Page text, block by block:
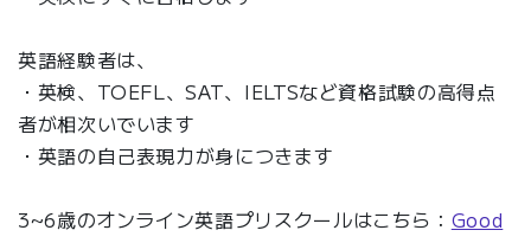
英語経験者は、
・英検、TOEFL、SAT、IELTSなど資格試験の高得点
者が相次いでいます
・英語の自己表現力が身につきます
3~6歳のオンライン英語プリスクールはこちら： Good